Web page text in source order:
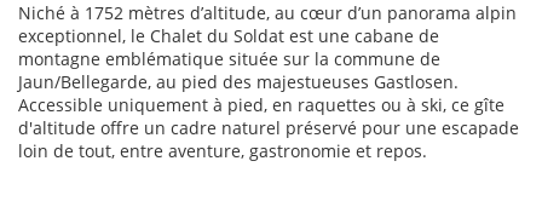
Niché à 1752 mètres d’altitude, au cœur d’un panorama alpin
exceptionnel, le Chalet du Soldat est une cabane de
montagne emblématique située sur la commune de
Jaun/Bellegarde, au pied des majestueuses Gastlosen.
Accessible uniquement à pied, en raquettes ou à ski, ce gîte
d'altitude offre un cadre naturel préservé pour une escapade
loin de tout, entre aventure, gastronomie et repos.